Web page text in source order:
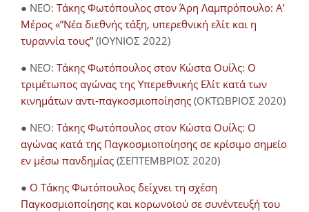
● NEO: Τάκης Φωτόπουλος στον Άρη Λαμπρόπουλο: Α’
Μέρος «”Νέα διεθνής τάξη, υπερεθνική ελίτ και η
τυραννία τους” (ΙΟΥΝΙΟΣ 2022)
● NEO: Τάκης Φωτόπουλος στον Κώστα Ουίλς: Ο
τριμέτωπος αγώνας της Υπερεθνικής Ελίτ κατά των
κινημάτων αντι-παγκοσμιοποίησης (ΟΚΤΩΒΡΙΟΣ 2020)
● NEO: Τάκης Φωτόπουλος στον Κώστα Ουίλς: Ο
αγώνας κατά της Παγκοσμιοποίησης σε κρίσιμο σημείο
εν μέσω πανδημίας (ΣΕΠΤΕΜΒΡΙΟΣ 2020)
● Ο Τάκης Φωτόπουλος δείχνει τη σχέση
Παγκοσμιοποίησης και κορωνοϊού σε συνέντευξή του